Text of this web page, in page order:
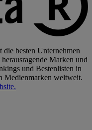
besten Unternehmen
Marken und
und Bestenlisten in
Medienmarken weltweit.